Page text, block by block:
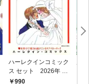
ハーレクインコミック
ス セット 2026年 vo
l.804
990